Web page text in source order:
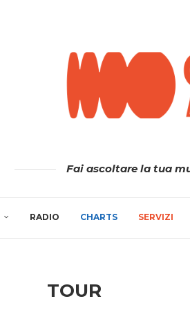
Fai ascoltare la tua
RADIO CHARTS SERVIZI
TOUR